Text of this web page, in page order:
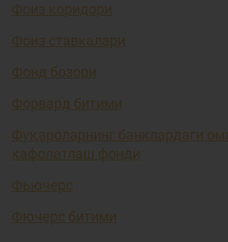
Фоиз коридори
Фоиз ставкалари
Фонд бозори
Форвард битими
Фуқароларнинг банклардаги
кафолатлаш фонди
Фьючерс
Фючерс битими